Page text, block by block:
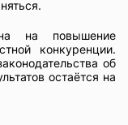
на повышение
конкуренции.
об
остаётся на